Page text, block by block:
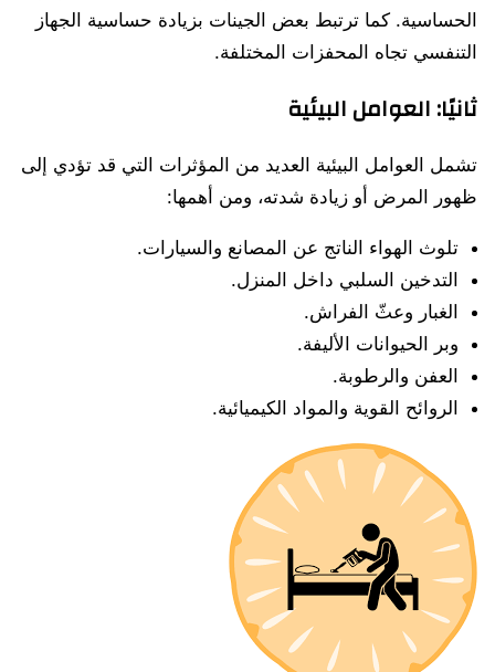
الحساسية. كما ترتبط بعض الجينات بزيادة حساسية الجهاز
التنفسي تجاه المحفزات المختلفة.
ثانيًا: العوامل البيئية
تشمل العوامل البيئية العديد من المؤثرات التي قد تؤدي إلى
ظهور المرض أو زيادة شدته، ومن أهمها:
تلوث الهواء الناتج عن المصانع والسيارات.
التدخين السلبي داخل المنزل.
الغبار وعثّ الفراش.
وبر الحيوانات الأليفة.
العفن والرطوبة.
الروائح القوية والمواد الكيميائية.